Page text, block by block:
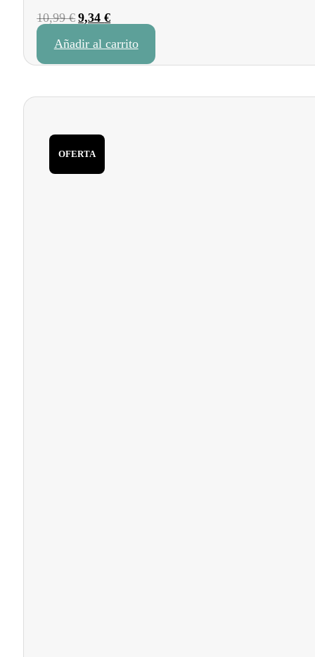
10,99€ El
original
9,34€El
actual
Añadir al carrito
OFERTA